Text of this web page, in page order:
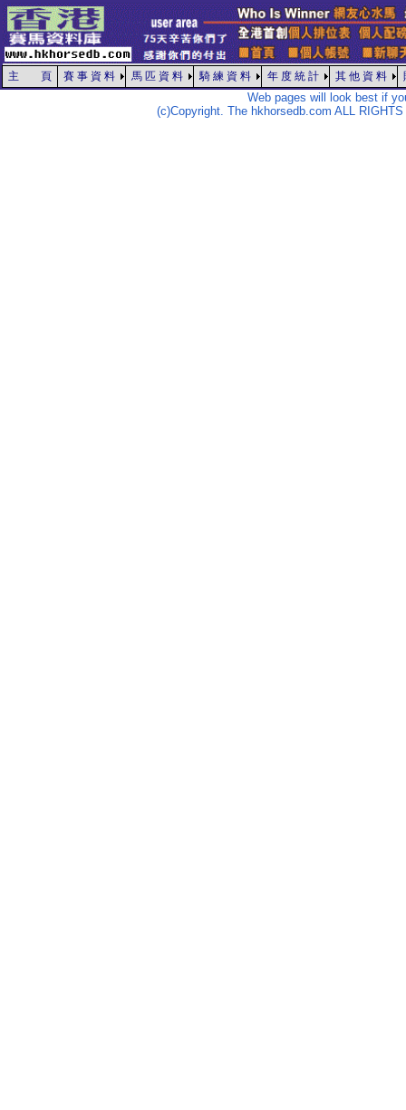
主 頁 賽 事 資 料 馬 匹 資 料 騎 練 資 料 年 度 統 計 其 他 資 料
Web pages will look best if
(c)Copyright. The hkhorsedb.com ALL